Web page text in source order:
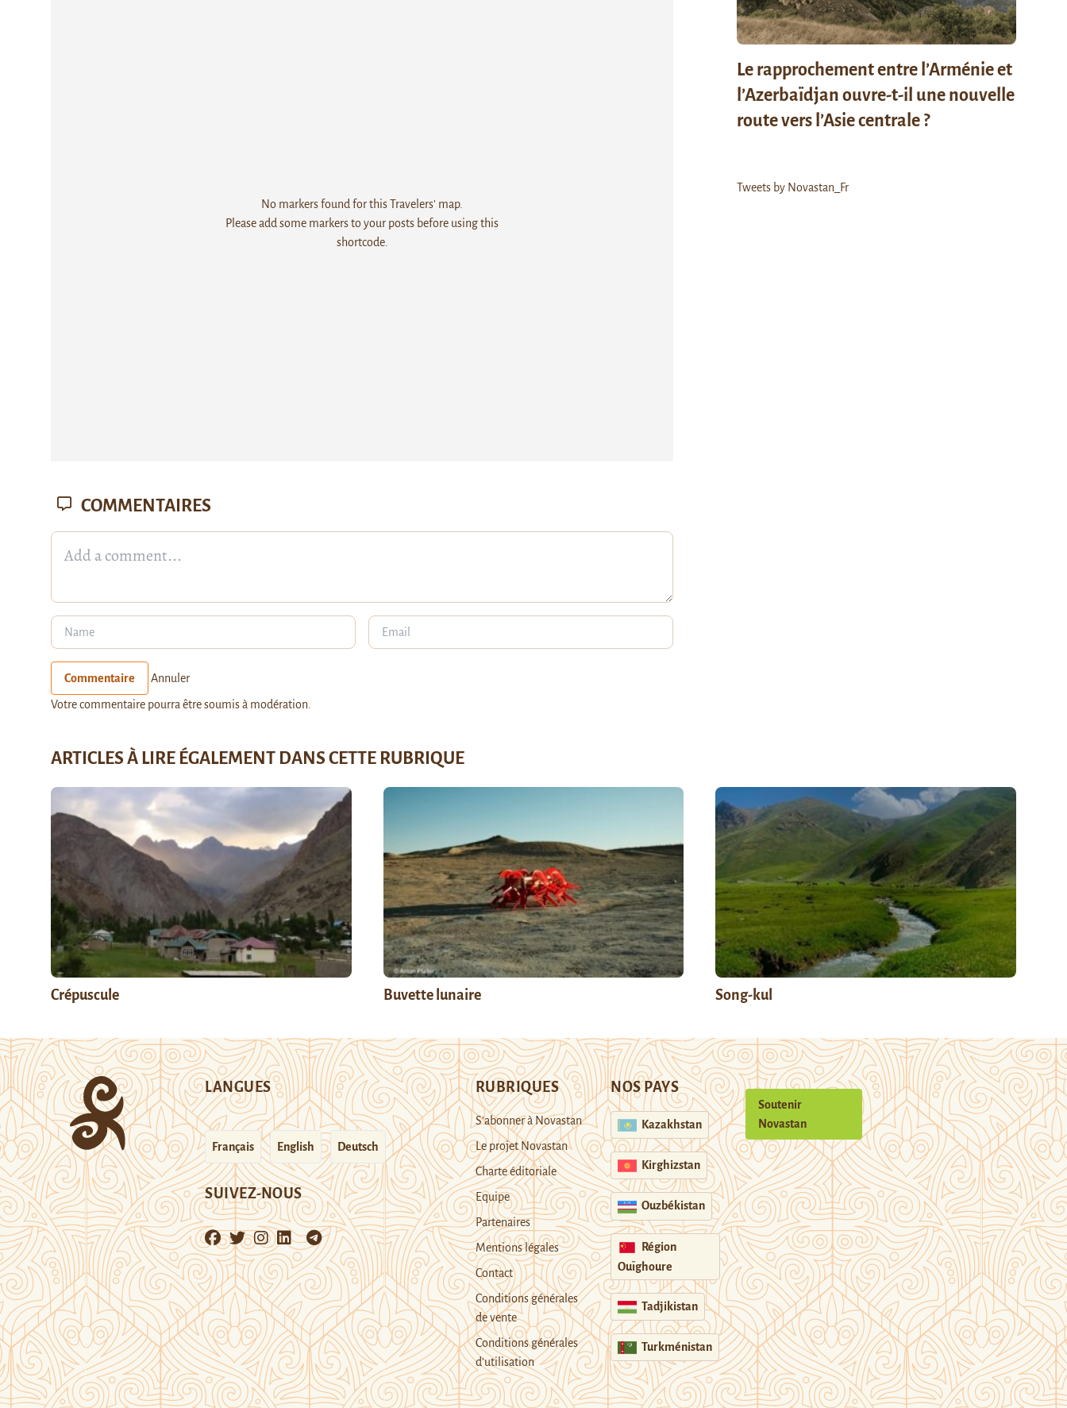
No markers found for this Travelers' map.
Please add some markers to your posts before using this
shortcode.
Le rapprochement entre l’Arménie et
l’Azerbaïdjan ouvre-t-il une nouvelle
route vers l’Asie centrale ?
Tweets by Novastan_Fr
COMMENTAIRES
Commentaire Annuler
Votre commentaire pourra être soumis à modération.
ARTICLES À LIRE ÉGALEMENT DANS CETTE RUBRIQUE
Crépuscule Buvette lunaire Song-kul
LANGUES
Français English Deutsch
SUIVEZ-NOUS
RUBRIQUES
S’abonner à Novastan
Le projet Novastan
Charte éditoriale
Equipe
Partenaires
Mentions légales
Contact
Conditions générales
de vente
Conditions générales
d’utilisation
NOS PAYS
Kazakhstan
Kirghizstan
Ouzbékistan
Région
Ouïghoure
Tadjikistan
Turkménistan
Soutenir
Novastan